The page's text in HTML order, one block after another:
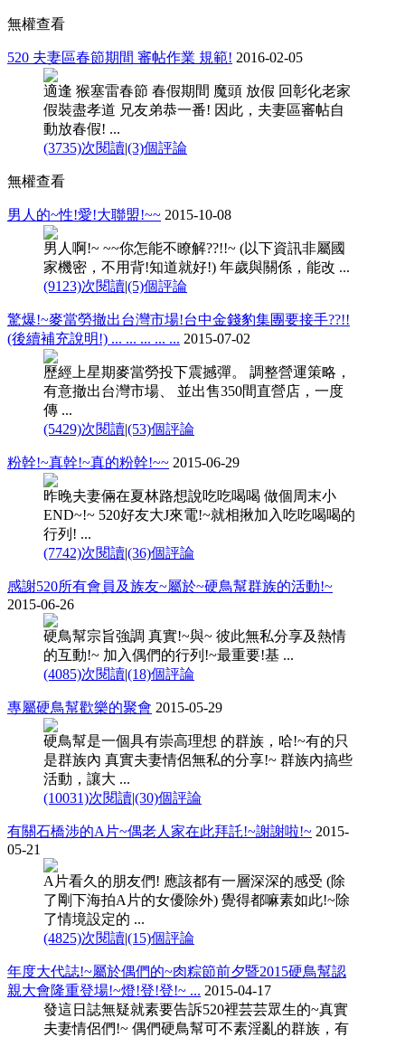
無權查看
520 夫妻區春節期間 審帖作業 規範! 2016-02-05
適逢 猴塞雷春節 春假期間 魔頭 放假 回彰化老家
假裝盡孝道 兄友弟恭一番! 因此，夫妻區審帖自
動放春假! ...
(3735)次閱讀|(3)個評論
無權查看
男人的~性!愛!大聯盟!~~ 2015-10-08
男人啊!~ ~~你怎能不瞭解??!!~ (以下資訊非屬國
家機密，不用背!知道就好!) 年歲與關係，能改 ...
(9123)次閱讀|(5)個評論
驚爆!~麥當勞撤出台灣市場!台中金錢豹集團要接手??!!
(後續補充說明!) ... ... ... ... ... 2015-07-02
歷經上星期麥當勞投下震撼彈。 調整營運策略，
有意撤出台灣市場、 並出售350間直營店，一度
傳 ...
(5429)次閱讀|(53)個評論
粉幹!~真幹!~真的粉幹!~~ 2015-06-29
昨晚夫妻倆在夏林路想說吃吃喝喝 做個周末小
END~!~ 520好友大J來電!~就相揪加入吃吃喝喝的
行列! ...
(7742)次閱讀|(36)個評論
感謝520所有會員及族友~屬於~硬鳥幫群族的活動!~
2015-06-26
硬鳥幫宗旨強調 真實!~與~ 彼此無私分享及熱情
的互動!~ 加入偶們的行列!~最重要!基 ...
(4085)次閱讀|(18)個評論
專屬硬鳥幫歡樂的聚會 2015-05-29
硬鳥幫是一個具有崇高理想 的群族，哈!~有的只
是群族內 真實夫妻情侶無私的分享!~ 群族內搞些
活動，讓大 ...
(10031)次閱讀|(30)個評論
有關石橋涉的A片~偶老人家在此拜託!~謝謝啦!~ 2015-
05-21
A片看久的朋友們! 應該都有一層深深的感受 (除
了剛下海拍A片的女優除外) 覺得都嘛素如此!~除
了情境設定的 ...
(4825)次閱讀|(15)個評論
年度大代誌!~屬於偶們的~肉粽節前夕暨2015硬鳥幫認
親大會隆重登場!~燈!登!登!~ ... 2015-04-17
發這日誌無疑就素要告訴520裡芸芸眾生的~真實
夫妻情侶們!~ 偶們硬鳥幫可不素淫亂的群族，有